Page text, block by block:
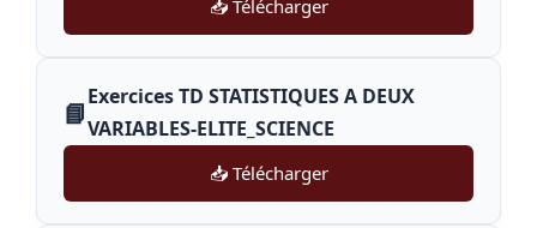
📥 Télécharger
📘
Exercices TD STATISTIQUES A DEUX
VARIABLES-ELITE_SCIENCE
📥 Télécharger